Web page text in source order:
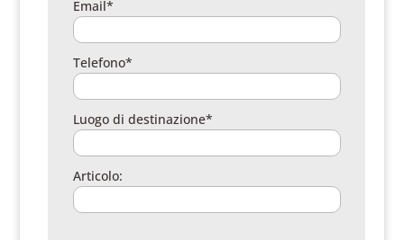
Email*
Telefono*
Luogo di destinazione*
Articolo: